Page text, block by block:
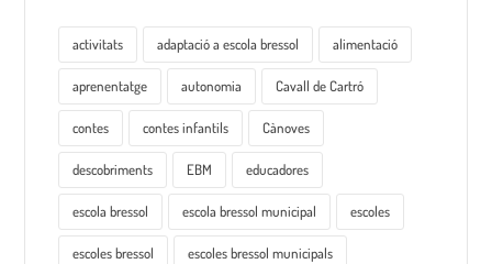
activitats adaptació a escola bressol alimentació
aprenentatge autonomia Cavall de Cartró
contes contes infantils Cànoves
descobriments EBM educadores
escola bressol escola bressol municipal escoles
escoles bressol escoles bressol municipals